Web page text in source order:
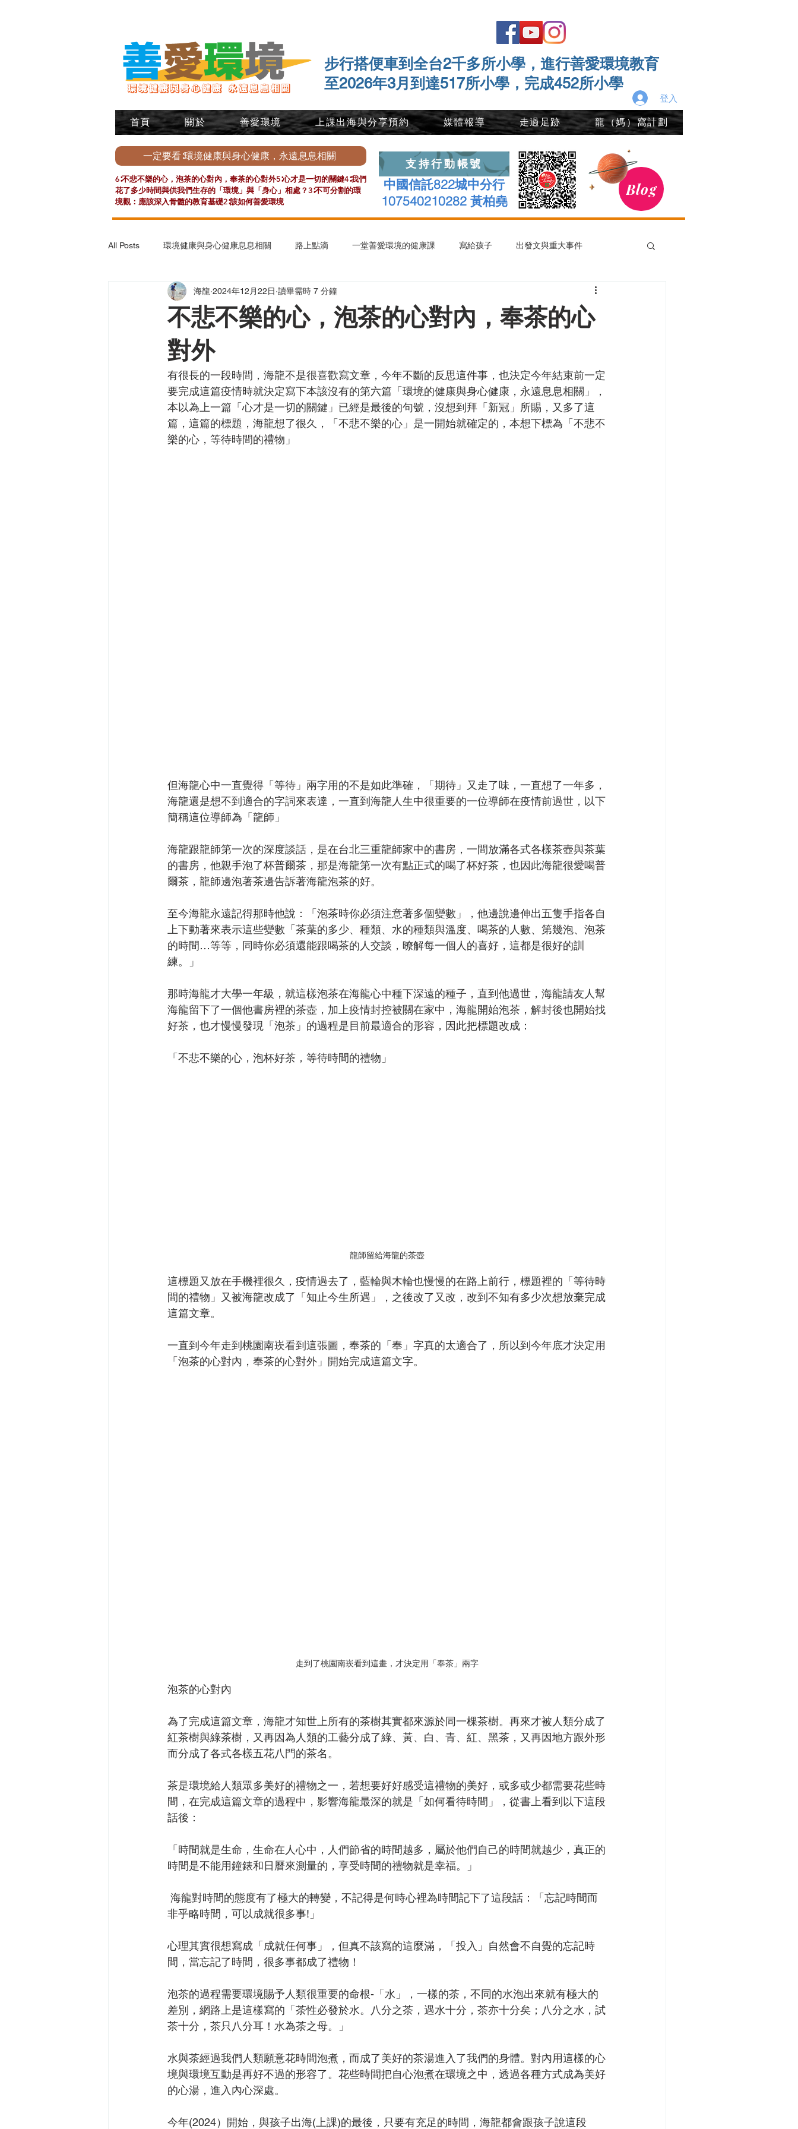
步行搭便車到全台2千多所小學，進行善愛環境教育
至2026年3月到達517所小學，完成452所小學
登入
首頁 關於 善愛環境 上課出海與分享預約 媒體報導 走過足跡 龍（媽）窩計劃
一定要看∶環境健康與身心健康，永遠息息相關
6∶不悲不樂的心，泡茶的心對內，奉茶的心對外5∶心才是一切的關鍵4∶我們
花了多少時間與供我們生存的「環境」與「身心」相處？3∶不可分割的環
境觀：應該深入骨髓的教育基礎2∶該如何善愛環境
支持行動帳號
中國信託822城中分行
107540210282 黃柏堯
Blog
All Posts 環境健康與身心健康息息相關 路上點滴 一堂善愛環境的健康課 寫給孩子 出發文與重大事件
健海天使 龍（媽）窩計劃 寫給家長與老師
不悲不樂的心，泡茶的心對內，奉茶的心
對外
海龍 2024年12月22日 讀畢需時 7 分鐘
有很長的一段時間，海龍不是很喜歡寫文章，今年不斷的反思這件事，也決定今年結束前一定
要完成這篇疫情時就決定寫下本該沒有的第六篇「環境的健康與身心健康，永遠息息相關」，
本以為上一篇「心才是一切的關鍵」已經是最後的句號，沒想到拜「新冠」所賜，又多了這
篇，這篇的標題，海龍想了很久，「不悲不樂的心」是一開始就確定的，本想下標為「不悲不
樂的心，等待時間的禮物」
但海龍心中一直覺得「等待」兩字用的不是如此準確，「期待」又走了味，一直想了一年多，
海龍還是想不到適合的字詞來表達，一直到海龍人生中很重要的一位導師在疫情前過世，以下
簡稱這位導師為「龍師」
海龍跟龍師第一次的深度談話，是在台北三重龍師家中的書房，一間放滿各式各樣茶壺與茶葉
的書房，他親手泡了杯普爾茶，那是海龍第一次有點正式的喝了杯好茶，也因此海龍很愛喝普
爾茶，龍師邊泡著茶邊告訴著海龍泡茶的好。
至今海龍永遠記得那時他說：「泡茶時你必須注意著多個變數」，他邊說邊伸出五隻手指各自
上下動著來表示這些變數「茶葉的多少、種類、水的種類與溫度、喝茶的人數、第幾泡、泡茶
的時間…等等，同時你必須還能跟喝茶的人交談，暸解每一個人的喜好，這都是很好的訓
練。」
那時海龍才大學一年級，就這樣泡茶在海龍心中種下深遠的種子，直到他過世，海龍請友人幫
海龍留下了一個他書房裡的茶壺，加上疫情封控被關在家中，海龍開始泡茶，解封後也開始找
好茶，也才慢慢發現「泡茶」的過程是目前最適合的形容，因此把標題改成：
「不悲不樂的心，泡杯好茶，等待時間的禮物」
龍師留給海龍的茶壺
這標題又放在手機裡很久，疫情過去了，藍輪與木輪也慢慢的在路上前行，標題裡的「等待時
間的禮物」又被海龍改成了「知止今生所遇」，之後改了又改，改到不知有多少次想放棄完成
這篇文章。
一直到今年走到桃園南崁看到這張圖，奉茶的「奉」字真的太適合了，所以到今年底才決定用
「泡茶的心對內，奉茶的心對外」開始完成這篇文字。
走到了桃園南崁看到這畫，才決定用「奉茶」兩字
泡茶的心對內
為了完成這篇文章，海龍才知世上所有的茶樹其實都來源於同一棵茶樹。再來才被人類分成了
紅茶樹與綠茶樹，又再因為人類的工藝分成了綠、黃、白、青、紅、黑茶，又再因地方跟外形
而分成了各式各樣五花八門的茶名。
茶是環境給人類眾多美好的禮物之一，若想要好好感受這禮物的美好，或多或少都需要花些時
間，在完成這篇文章的過程中，影響海龍最深的就是「如何看待時間」，從書上看到以下這段
話後：
「時間就是生命，生命在人心中，人們節省的時間越多，屬於他們自己的時間就越少，真正的
時間是不能用鐘錶和日曆來測量的，享受時間的禮物就是幸福。」
海龍對時間的態度有了極大的轉變，不記得是何時心裡為時間記下了這段話：「忘記時間而
非乎略時間，可以成就很多事!」
心理其實很想寫成「成就任何事」，但真不該寫的這麼滿，「投入」自然會不自覺的忘記時
間，當忘記了時間，很多事都成了禮物！
泡茶的過程需要環境賜予人類很重要的命根-「水」，一樣的茶，不同的水泡出來就有極大的
差別，網路上是這樣寫的「茶性必發於水。八分之茶，遇水十分，茶亦十分矣；八分之水，試
茶十分，茶只八分耳！水為茶之母。」
水與茶經過我們人類願意花時間泡煮，而成了美好的茶湯進入了我們的身體。對內用這樣的心
境與環境互動是再好不過的形容了。花些時間把自心泡煮在環境之中，透過各種方式成為美好
的心湯，進入內心深處。
今年(2024）開始，與孩子出海(上課)的最後，只要有充足的時間，海龍都會跟孩子說這段